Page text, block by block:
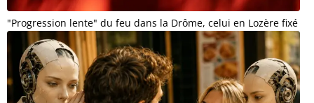
"Progression lente" du feu dans la Drôme, celui en Lozère fixé